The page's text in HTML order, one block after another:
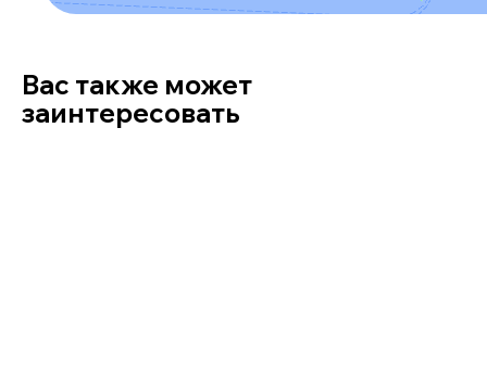
Вас также может
заинтересовать